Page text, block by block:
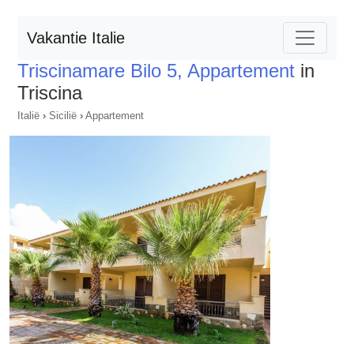
Vakantie Italie
Triscinamare Bilo 5, Appartement in
Triscina
Italië › Sicilië › Appartement